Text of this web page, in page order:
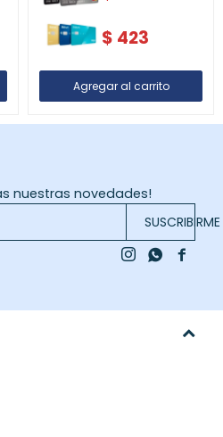
$ 423
nuestras novedades!
SUSCRIBIRME

 